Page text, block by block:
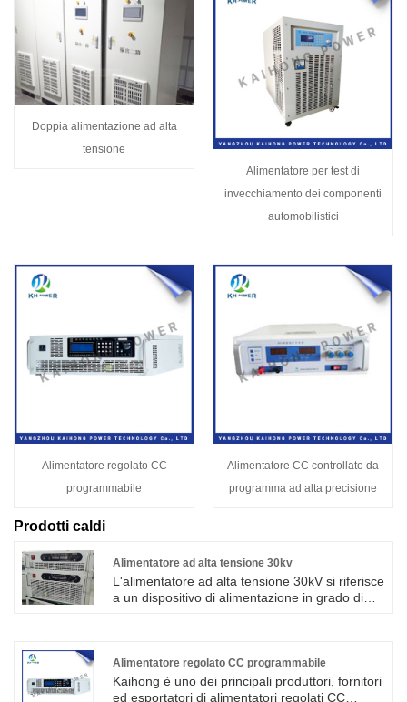
Doppia alimentazione ad alta
tensione
Alimentatore per test di
invecchiamento dei componenti
automobilistici
Alimentatore regolato CC
programmabile
Alimentatore CC controllato da
programma ad alta precisione
Prodotti caldi
Alimentatore ad alta tensione 30kv
L'alimentatore ad alta tensione 30kV si riferisce
a un dispositivo di alimentazione in grado di
specifiche, come ricerca scientifica, produzione
industriale, apparecchiature mediche e altri
campi. Può produrre un campo elettrico
Alimentatore regolato CC programmabile
Kaihong è uno dei principali produttori, fornitori
ed esportatori di alimentatori regolati CC